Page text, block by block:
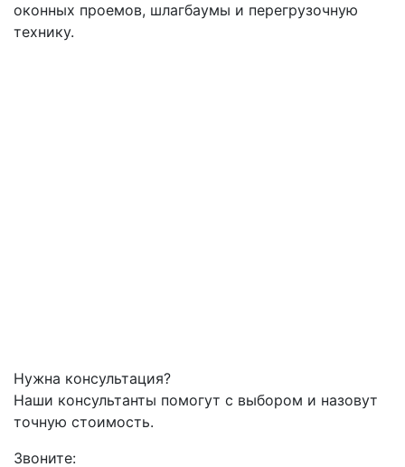
оконных проемов, шлагбаумы и перегрузочную
технику.
Нужна консультация?
Наши консультанты помогут с выбором и назовут
точную стоимость.
Звоните: